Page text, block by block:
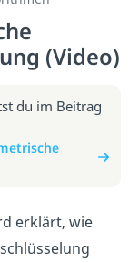
(Video)
du im Beitrag
erklärt, wie